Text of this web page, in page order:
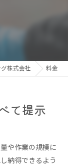
株式会社 料金
て提示
や作業の規模に
納得できるよう